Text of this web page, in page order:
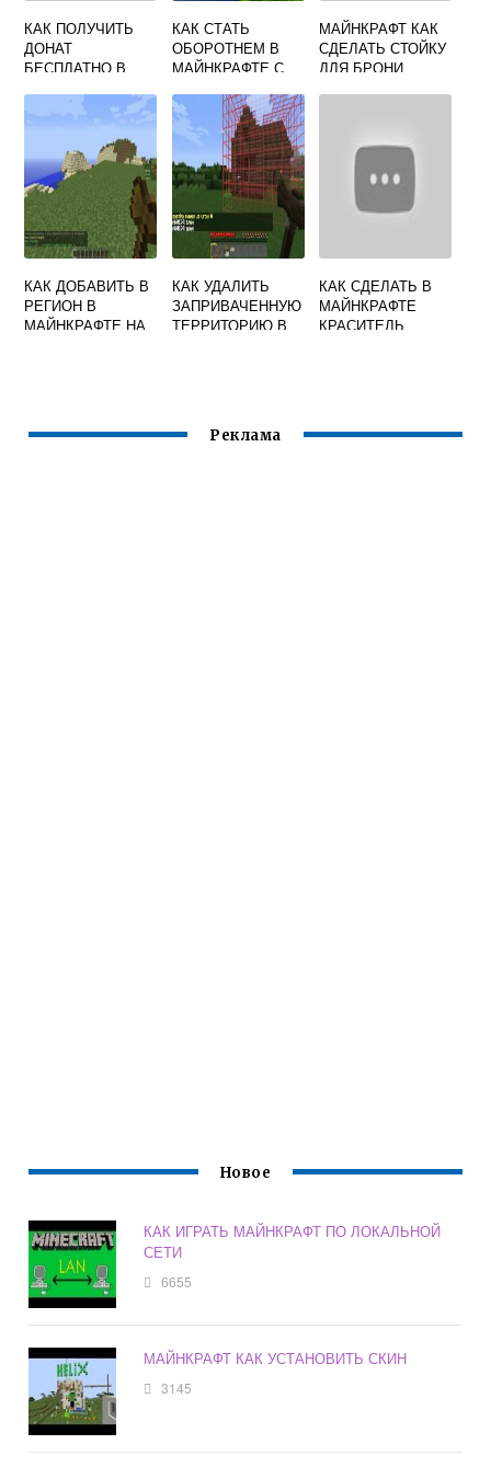
КАК ПОЛУЧИТЬ
ДОНАТ
БЕСПЛАТНО В
ЛЮБОМ СЕРВЕРЕ
КАК СТАТЬ
ОБОРОТНЕМ В
МАЙНКРАФТЕ С
WITCHERY
МАЙНКРАФТ КАК
СДЕЛАТЬ СТОЙКУ
ДЛЯ БРОНИ
КАК ДОБАВИТЬ В
РЕГИОН В
МАЙНКРАФТЕ НА
КАК УДАЛИТЬ
ЗАПРИВАЧЕННУЮ
ТЕРРИТОРИЮ В
КАК СДЕЛАТЬ В
МАЙНКРАФТЕ
КРАСИТЕЛЬ
Реклама
Новое
КАК ИГРАТЬ МАЙНКРАФТ ПО ЛОКАЛЬНОЙ
СЕТИ
6655
МАЙНКРАФТ КАК УСТАНОВИТЬ СКИН
3145